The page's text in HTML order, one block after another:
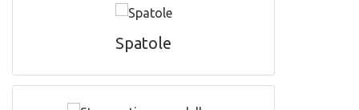
Spatole